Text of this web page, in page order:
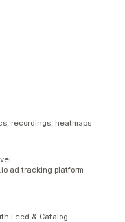
recordings, heatmaps
ad tracking platform
Feed & Catalog